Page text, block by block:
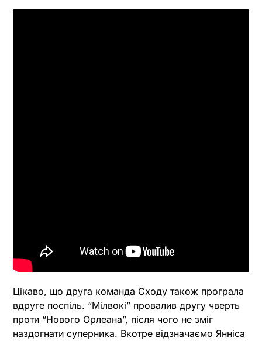
Цікаво, що друга команда Сходу також програла
вдруге поспіль. “Мілвокі” провалив другу чверть
проти “Нового Орлеана”, після чого не зміг
наздогнати суперника. Вкотре відзначаємо Янніса